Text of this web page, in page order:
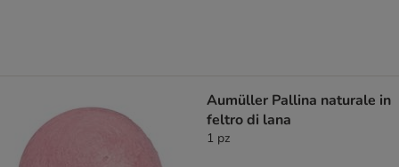
Aumüller Pallina naturale in
feltro di lana
1 pz